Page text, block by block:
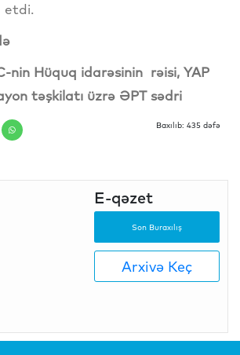
etdi.
nin Hüquq idarəsinin rəisi, YAP
təşkilatı üzrə ƏPT sədri
Baxılıb: 435 dəfə
E-qəzet
Son Buraxılış
Arxivə Keç